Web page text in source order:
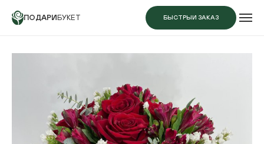
ПОДАРИ БУКЕТ БЫСТРЫЙ ЗАКАЗ